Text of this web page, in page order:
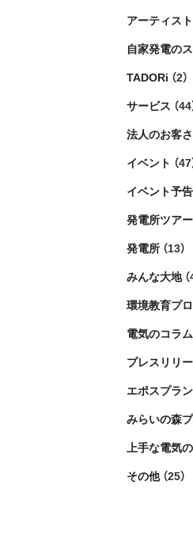
アーティス
自家発電の
TADORi （2）
サービス （44
法人のお客
イベント （47
イベント予告
発電所ツアー
発電所 （13）
みんな大地（
環境教育プ
電気のコラム
プレスリリ
エポスプラ
みらいの森
上手な電気
その他（25）